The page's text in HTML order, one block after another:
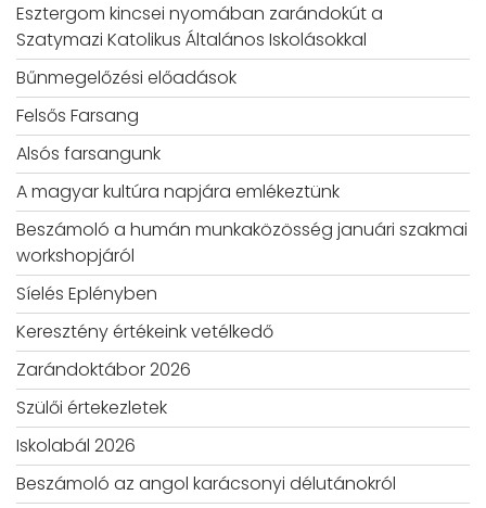
Esztergom kincsei nyomában zarándokút a
Szatymazi Katolikus Általános Iskolásokkal
Bűnmegelőzési előadások
Felsős Farsang
Alsós farsangunk
A magyar kultúra napjára emlékeztünk
Beszámoló a humán munkaközösség januári szakmai
workshopjáról
Síelés Eplényben
Keresztény értékeink vetélkedő
Zarándoktábor 2026
Szülői értekezletek
Iskolabál 2026
Beszámoló az angol karácsonyi délutánokról